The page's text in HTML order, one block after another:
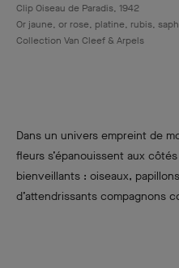
Clip Oiseau de Paradis, 1942
Or jaune, or rose, platine, rubis,
Collection Van Cleef & Arpels
Dans un univers empreint de
fleurs s’épanouissent aux
bienveillants : oiseaux,
d’attendrissants compagnons